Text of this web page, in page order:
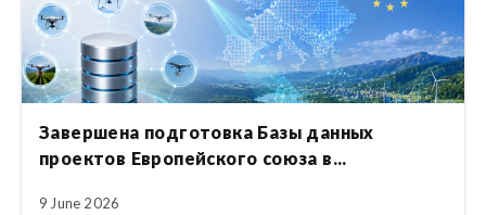
Завершена подготовка Базы данных
проектов Европейского союза в...
9 June 2026